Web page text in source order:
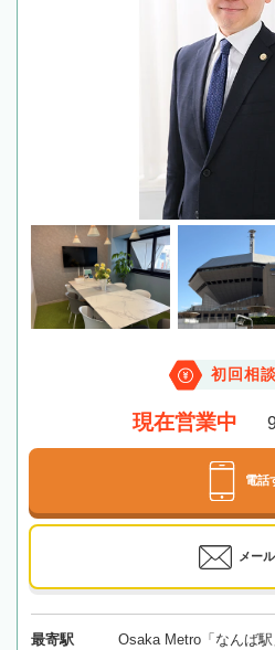
初回相
現在営業中
電話
メー
最寄駅
Osaka Metro「なんば